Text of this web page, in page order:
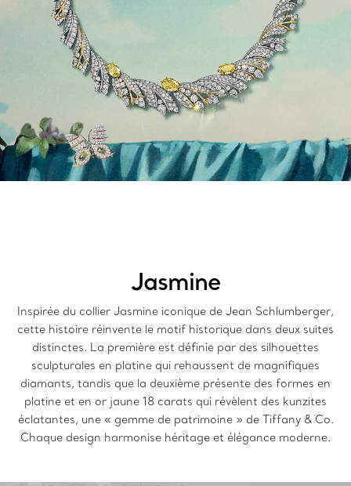
Jasmine
Inspirée du collier Jasmine iconique de Jean Schlumberger,
cette histoire réinvente le motif historique dans deux suites
distinctes. La première est définie par des silhouettes
sculpturales en platine qui rehaussent de magnifiques
diamants, tandis que la deuxième présente des formes en
platine et en or jaune 18 carats qui révèlent des kunzites
éclatantes, une « gemme de patrimoine » de Tiffany & Co.
Chaque design harmonise héritage et élégance moderne.